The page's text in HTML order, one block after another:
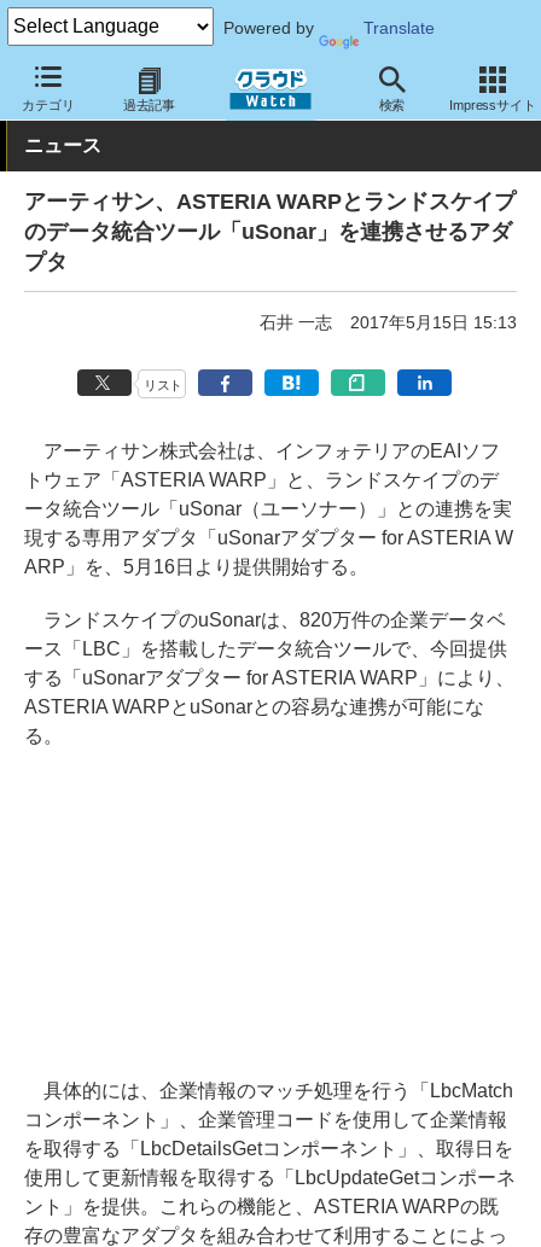
Powered by Translate
カテゴリ 過去記事 検索 Impressサイト
クラウド Watch サービス・ソフト ソフトウェア ミドルウェア
ニュース
アーティサン、ASTERIA WARPとランドスケイプ
のデータ統合ツール「uSonar」を連携させるアダ
プタ
石井 一志 2017年5月15日 15:13
リスト
アーティサン株式会社は、インフォテリアのEAIソフ
トウェア「ASTERIA WARP」と、ランドスケイプのデ
ータ統合ツール「uSonar（ユーソナー）」との連携を実
現する専用アダプタ「uSonarアダプター for ASTERIA W
ARP」を、5月16日より提供開始する。
ランドスケイプのuSonarは、820万件の企業データベ
ース「LBC」を搭載したデータ統合ツールで、今回提供
する「uSonarアダプター for ASTERIA WARP」により、
ASTERIA WARPとuSonarとの容易な連携が可能にな
る。
具体的には、企業情報のマッチ処理を行う「LbcMatch
コンポーネント」、企業管理コードを使用して企業情報
を取得する「LbcDetailsGetコンポーネント」、取得日を
使用して更新情報を取得する「LbcUpdateGetコンポーネ
ント」を提供。これらの機能と、ASTERIA WARPの既
存の豊富なアダプタを組み合わせて利用することによっ